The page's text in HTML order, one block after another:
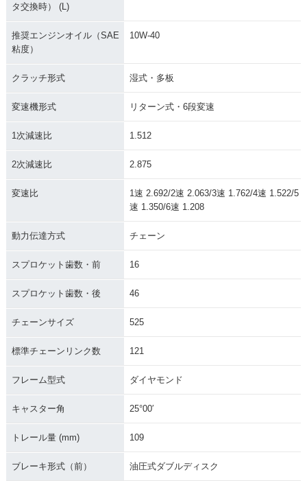
タ交換時） (L)
推奨エンジンオイル（SAE
粘度）
10W-40
クラッチ形式 湿式・多板
変速機形式 リターン式・6段変速
1次減速比 1.512
2次減速比 2.875
変速比
1速 2.692/2速 2.063/3速 1.762/4速 1.522/5
速 1.350/6速 1.208
動力伝達方式 チェーン
スプロケット歯数・前 16
スプロケット歯数・後 46
チェーンサイズ 525
標準チェーンリンク数 121
フレーム型式 ダイヤモンド
キャスター角 25°00′
トレール量 (mm) 109
ブレーキ形式（前） 油圧式ダブルディスク